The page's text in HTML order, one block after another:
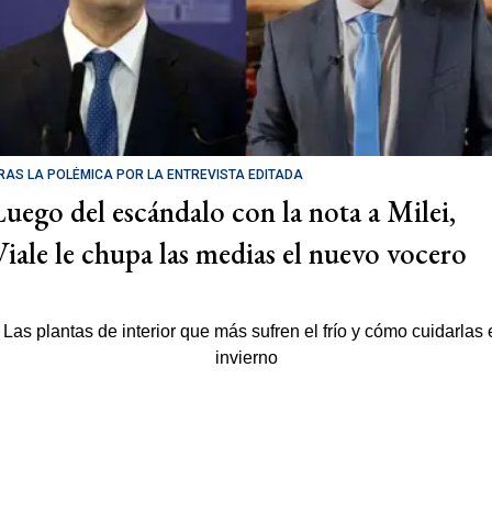
LA POLÉMICA POR LA ENTREVISTA EDITADA
del escándalo con la nota a Milei,
le chupa las medias el nuevo vocero